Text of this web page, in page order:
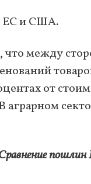
ЕС и США.
что между
от
аграрном